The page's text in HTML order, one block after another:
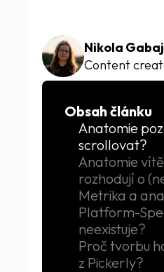
Nikola
Content
Obsah článku
Anatomie
scrollovat?
Anatomie
rozhodují o
Metrika a
Platform-
neexistuje?
Proč tvorbu
z Pickerly?